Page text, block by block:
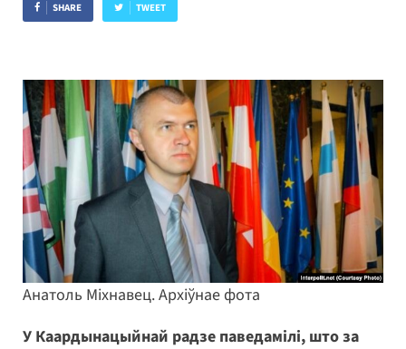
SHARE TWEET
Анатоль Міхнавец. Архіўнае фота
У Каардынацыйнай радзе паведамілі, што за